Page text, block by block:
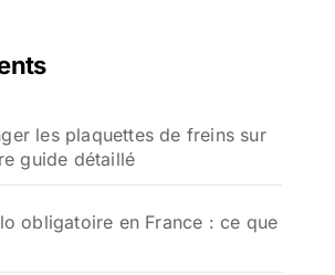
les plaquettes de freins sur
guide détaillé
obligatoire en France : ce que